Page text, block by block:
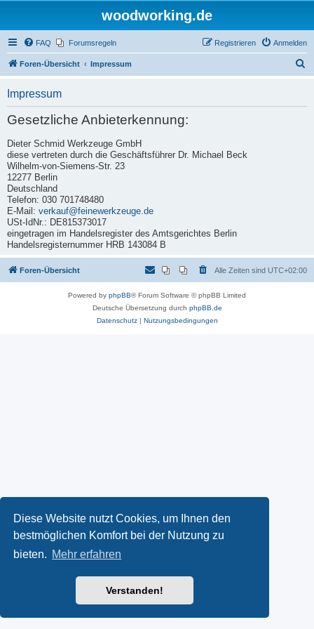
Diese Website nutzt Cookies, um Ihnen den
bestmöglichen Komfort bei der Nutzung zu
bieten. Mehr erfahren
Verstanden!
woodworking.de
FAQ Forumsregeln Anmelden
Registrieren
Foren-Übersicht Impressum
Impressum
Gesetzliche Anbieterkennung:
Dieter Schmid Werkzeuge GmbH
diese vertreten durch die Geschäftsführer Dr. Michael Beck
Wilhelm-von-Siemens-Str. 23
12277 Berlin
Deutschland
Telefon: 030 701748480
E-Mail: verkauf@feinewerkzeuge.de
USt-IdNr.: DE815373017
eingetragen im Handelsregister des Amtsgerichtes Berlin
Handelsregisternummer HRB 143084 B
Foren-Übersicht Alle Zeiten sind UTC+02:00
Powered by phpBB® Forum Software © phpBB Limited
Deutsche Übersetzung durch phpBB.de
Datenschutz| Nutzungsbedingungen